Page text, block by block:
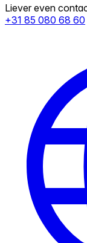
Liever even
+31 85 080 68 60